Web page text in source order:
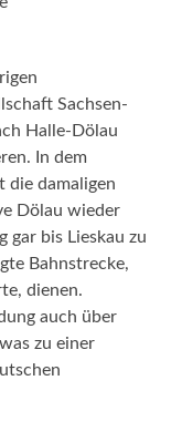
Sachsen-
Halle-Dölau
In dem
die damaligen
Dölau wieder
gar bis Lieskau zu
Bahnstrecke,
dienen.
auch über
zu einer